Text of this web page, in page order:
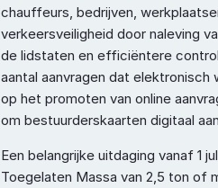
chauffeurs, bedrijven,
verkeersveiligheid door naleving
de lidstaten en efficiëntere
aantal aanvragen dat
op het promoten van online
om bestuurderskaarten digitaal
Een belangrijke uitdaging vanaf 1
Toegelaten Massa van 2,5 ton of